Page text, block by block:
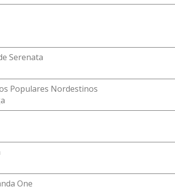
Serenata
Populares Nordestinos
One